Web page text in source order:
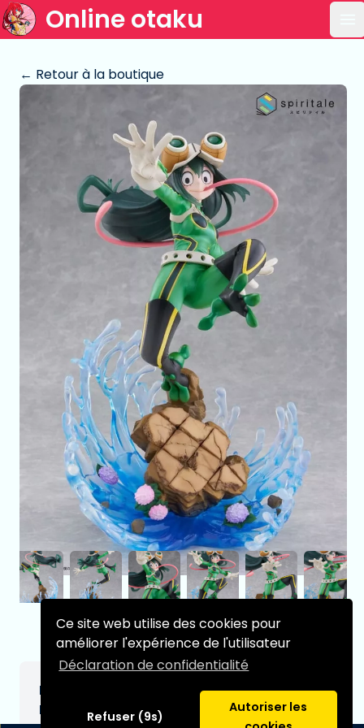
Ce site web utilise des cookies pour
améliorer l'expérience de l'utilisateur
Déclaration de confidentialité
Refuser (9s)
Autoriser les
Online otaku
← Retour à la boutique
Figurine My Hero Academia 1/7 Tsuyu Asui
Frog 32 cm